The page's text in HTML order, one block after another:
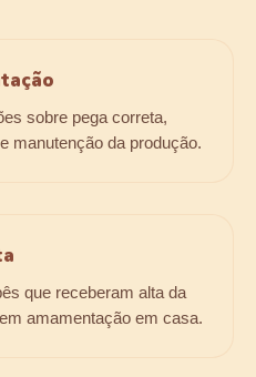
sobre pega correta,
manutenção da produção.
que receberam alta da
amamentação em casa.